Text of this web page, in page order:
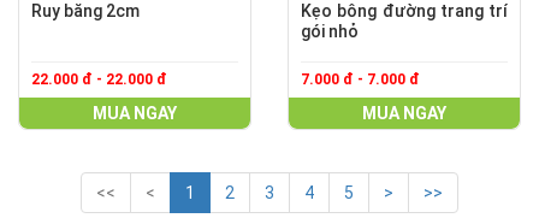
Ruy băng 2cm
22.000 đ - 22.000 đ
MUA NGAY
Kẹo bông đường trang trí
gói nhỏ
7.000 đ - 7.000 đ
MUA NGAY
<< < 1 2 3 4 5 > >>